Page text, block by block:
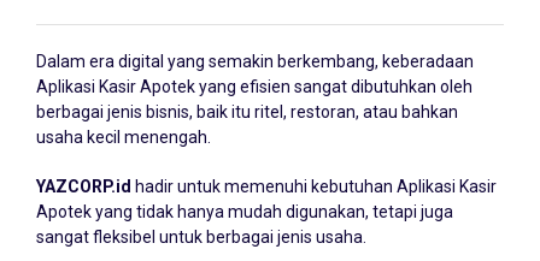
Dalam era digital yang semakin berkembang, keberadaan
Aplikasi Kasir Apotekyang efisien sangat dibutuhkan oleh
berbagai jenis bisnis, baik itu ritel, restoran, atau bahkan
usaha kecil menengah.
YAZCORP.id hadir untuk memenuhi kebutuhan Aplikasi Kasir
Apotek yang tidak hanya mudah digunakan, tetapi juga
sangat fleksibel untuk berbagai jenis usaha.